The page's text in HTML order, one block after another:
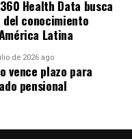
no solo
la gastronomía, el
funcionaria.
del
locales a través del
de 400 citas de
desde la
Health Data busca
conocimiento
Latina
de 2026 ago
vence plazo para
pensional